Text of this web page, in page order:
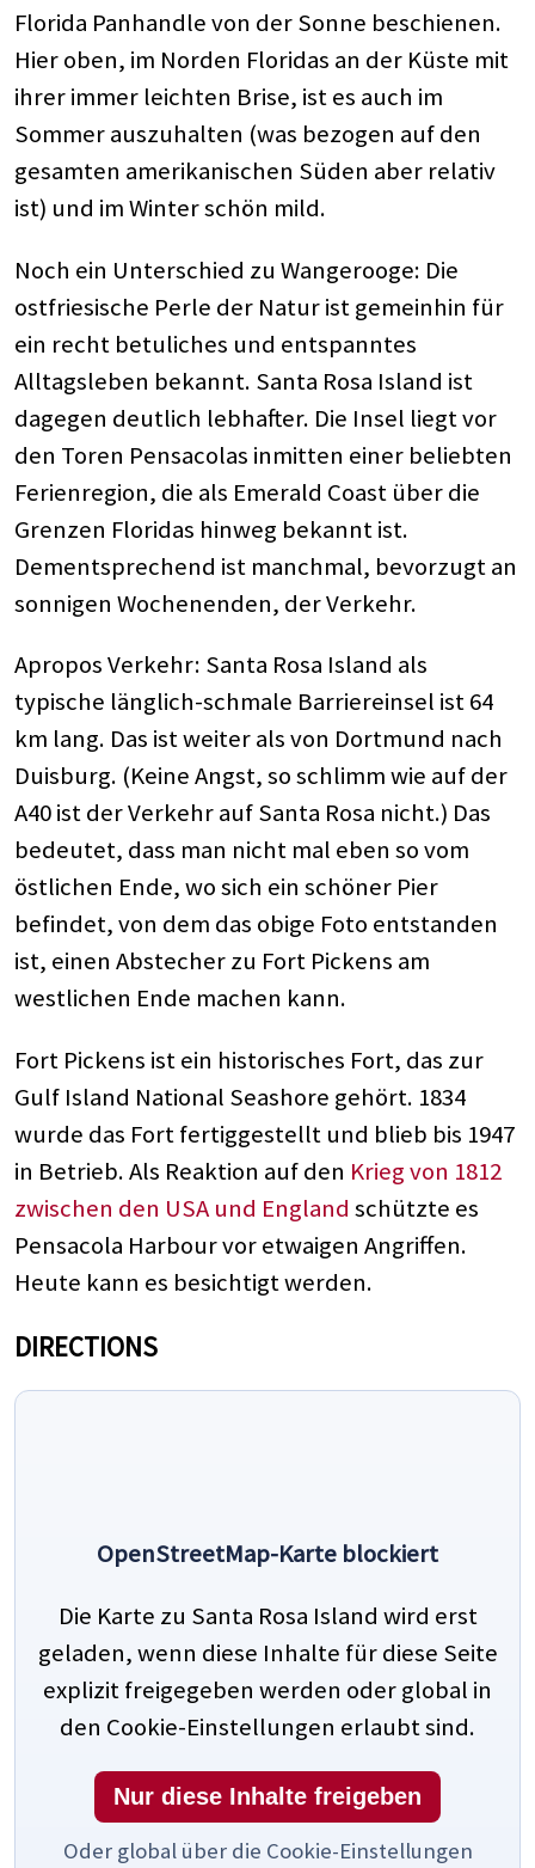
Florida Panhandle von der Sonne beschienen.
Hier oben, im Norden Floridas an der Küste mit
ihrer immer leichten Brise, ist es auch im
Sommer auszuhalten (was bezogen auf den
gesamten amerikanischen Süden aber relativ
ist) und im Winter schön mild.
Noch ein Unterschied zu Wangerooge: Die
ostfriesische Perle der Natur ist gemeinhin für
ein recht betuliches und entspanntes
Alltagsleben bekannt. Santa Rosa Island ist
dagegen deutlich lebhafter. Die Insel liegt vor
den Toren Pensacolas inmitten einer beliebten
Ferienregion, die als Emerald Coast über die
Grenzen Floridas hinweg bekannt ist.
Dementsprechend ist manchmal, bevorzugt an
sonnigen Wochenenden, der Verkehr.
Apropos Verkehr: Santa Rosa Island als
typische länglich-schmale Barriereinsel ist 64
km lang. Das ist weiter als von Dortmund nach
Duisburg. (Keine Angst, so schlimm wie auf der
A40 ist der Verkehr auf Santa Rosa nicht.) Das
bedeutet, dass man nicht mal eben so vom
östlichen Ende, wo sich ein schöner Pier
befindet, von dem das obige Foto entstanden
ist, einen Abstecher zu Fort Pickens am
westlichen Ende machen kann.
Fort Pickens ist ein historisches Fort, das zur
Gulf Island National Seashore gehört. 1834
wurde das Fort fertiggestellt und blieb bis 1947
in Betrieb. Als Reaktion auf den Krieg von 1812
zwischen den USA und England schützte es
Pensacola Harbour vor etwaigen Angriffen.
Heute kann es besichtigt werden.
DIRECTIONS
OpenStreetMap-Karte blockiert
Die Karte zu Santa Rosa Island wird erst
geladen, wenn diese Inhalte für diese Seite
explizit freigegeben werden oder global in
den Cookie-Einstellungen erlaubt sind.
Nur diese Inhalte freigeben
Oder global über die Cookie-Einstellungen